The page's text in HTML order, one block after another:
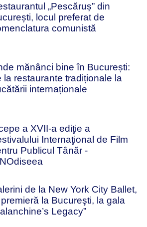
„Pescăruș” din
locul preferat de
comunistă
mănânci bine în București:
la restaurante tradiționale la
internaționale
a XVII-a ediţie a
Internaţional de Film
Publicul Tânăr -
de la New York City Ballet,
la Bucureşti, la gala
Legacy”